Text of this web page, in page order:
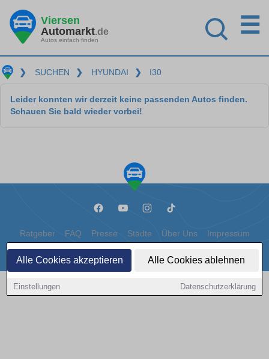
Alle Cookies akzeptieren Alle Cookies ablehnen
Einstellungen Datenschutzerklärung
Viersen
Automarkt.de
Autos einfach finden
☰
❯ SUCHEN ❯ HYUNDAI ❯ I30
Leider konnten wir derzeit keine passenden Autos finden.
Schauen Sie bald wieder vorbei!
Ratgeber FAQ Presse Städte Über Uns Impressum
Datenschutz Cookies
Copyright © 2000 - 2026 | 1A Infosysteme GmbH | Content by: 1a-sites-autos